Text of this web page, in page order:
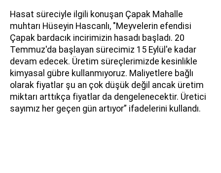
Hasat süreciyle ilgili konuşan Çapak Mahalle
muhtarı Hüseyin Hascanlı, "Meyvelerin efendisi
Çapak bardacık incirimizin hasadı başladı. 20
Temmuz'da başlayan sürecimiz 15 Eylül'e kadar
devam edecek. Üretim süreçlerimizde kesinlikle
kimyasal gübre kullanmıyoruz. Maliyetlere bağlı
olarak fiyatlar şu an çok düşük değil ancak üretim
miktarı arttıkça fiyatlar da dengelenecektir. Üretici
sayımız her geçen gün artıyor” ifadelerini kullandı.